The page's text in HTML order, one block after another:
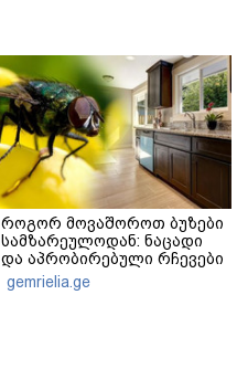
როგორ მოვაშოროთ ბუზები
სამზარეულოდან: ნაცადი
და აპრობირებული რჩევები
gemrielia.ge